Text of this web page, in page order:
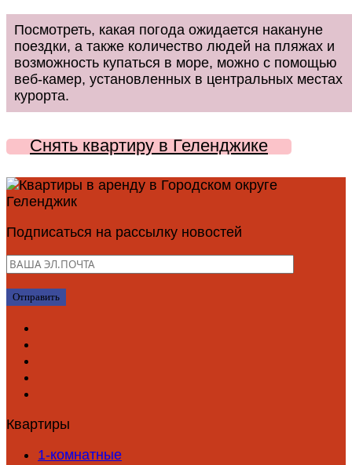
Посмотреть, какая погода ожидается накануне
поездки, а также количество людей на пляжах и
возможность купаться в море, можно с помощью
веб-камер, установленных в центральных местах
курорта.
Снять квартиру в Геленджике
Подписаться на рассылку новостей
Квартиры
1-комнатные